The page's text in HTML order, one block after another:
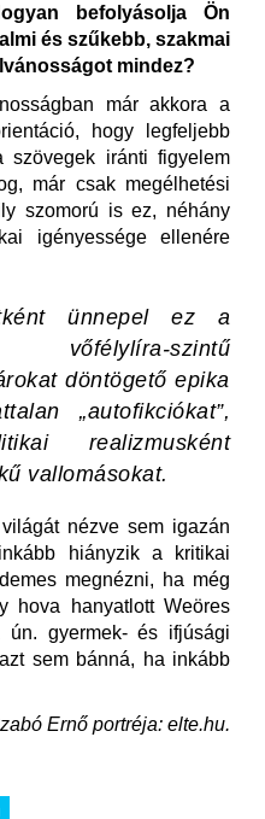
befolyásolja Ön
és szűkebb, szakmai
mindez?
már akkora a
hogy legfeljebb
szövegek iránti figyelem
már csak megélhetési
szomorú is ez, néhány
igényessége ellenére
ünnepel ez a
vőfélylíra-szintű
döntögető epika
„autofikciókat”,
realizmusként
vallomásokat.
nézve sem igazán
hiányzik a kritikai
megnézni, ha még
hova hanyatlott Weöres
gyermek- és ifjúsági
sem bánná, ha inkább
Ernő portréja: elte.hu.